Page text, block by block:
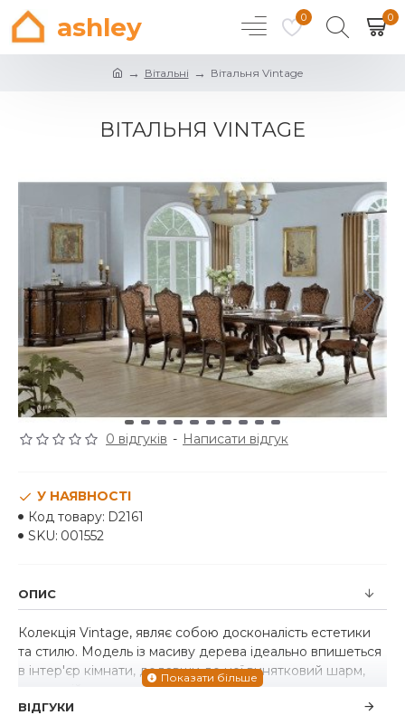
ashley 0 0
Вітальні Вітальня Vintage
ВІТАЛЬНЯ VINTAGE
0 відгуків - Написати відгук
У НАЯВНОСТІ
Код товару: D2161
SKU: 001552
ОПИС
Колекція Vintage, являє собою досконалість естетики
та стилю. Модель із масиву дерева ідеально впишеться
в інтер'єр кімнати, додавши до неї винятковий шарм,
домашній затишок та комфорт.
ВІДГУКИ